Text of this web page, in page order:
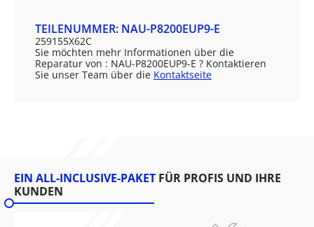
TEILENUMMER: NAU-P8200EUP9-E
259155X62C
Sie möchten mehr Informationen über die
Reparatur von : NAU-P8200EUP9-E ? Kontaktieren
Sie unser Team über die Kontaktseite
EIN ALL-INCLUSIVE-PAKET FÜR PROFIS UND IHRE
KUNDEN